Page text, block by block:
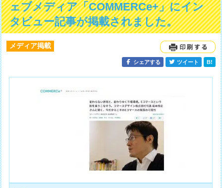
ェブメディア「COMMERCe+」にイン
タビュー記事が掲載されました。
メディア掲載
シェアする ツイート B!